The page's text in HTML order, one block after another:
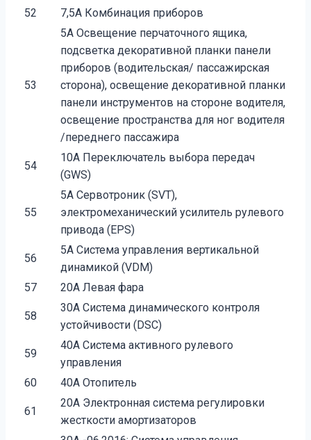
52
7,5A Комбинация приборов
53
5A Освещение перчаточного ящика,
подсветка декоративной планки панели
приборов (водительская/ пассажирская
сторона), освещение декоративной планки
панели инструментов на стороне водителя,
освещение пространства для ног водителя
/переднего пассажира
54
10A Переключатель выбора передач
(GWS)
55
5A Сервотроник (SVT),
электромеханический усилитель рулевого
привода (EPS)
56
5A Система управления вертикальной
динамикой (VDM)
57
20A Левая фара
58
30A Система динамического контроля
устойчивости (DSC)
59
40A Система активного рулевого
управления
60
40A Отопитель
61
20A Электронная система регулировки
жесткости амортизаторов